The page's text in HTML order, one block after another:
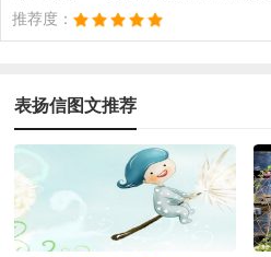
推荐度：
表扬信图文推荐